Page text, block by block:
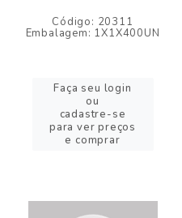
Código: 20311
Embalagem: 1X1X400UN
Faça seu login
ou
cadastre-se
para ver preços
e comprar